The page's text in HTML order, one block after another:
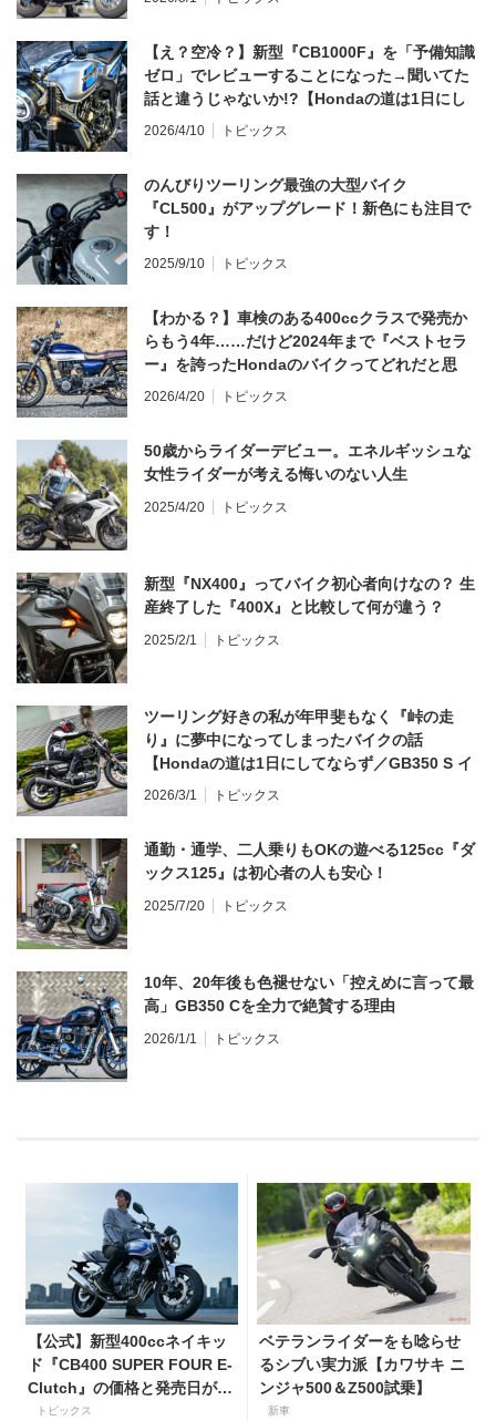
【え？空冷？】新型『CB1000F』を「予備知識
ゼロ」でレビューすることになった→聞いてた
話と違うじゃないか!?【Hondaの道は1日にし
てならず／CB1000F ①第一印象 編】
2026/4/10 トピックス
のんびりツーリング最強の大型バイク
『CL500』がアップグレード！新色にも注目で
す！
2025/9/10 トピックス
【わかる？】車検のある400ccクラスで発売か
らもう4年……だけど2024年まで『ベストセラ
ー』を誇ったHondaのバイクってどれだと思
う？
2026/4/20 トピックス
50歳からライダーデビュー。エネルギッシュな
女性ライダーが考える悔いのない人生
2025/4/20 トピックス
新型『NX400』ってバイク初心者向けなの？ 生
産終了した『400X』と比較して何が違う？
2025/2/1 トピックス
ツーリング好きの私が年甲斐もなく『峠の走
り』に夢中になってしまったバイクの話
【Hondaの道は1日にしてならず／GB350 S イ
ンプレ・レビュー 前編】
2026/3/1 トピックス
通勤・通学、二人乗りもOKの遊べる125cc『ダ
ックス125』は初心者の人も安心！
2025/7/20 トピックス
10年、20年後も色褪せない「控えめに言って最
高」GB350 Cを全力で絶賛する理由
2026/1/1 トピックス
【公式】新型400ccネイキッ
ド『CB400 SUPER FOUR E-
Clutch』の価格と発売日が決
定！ シリーズ最高58馬力＆
トピックス
ベテランライダーをも唸らせ
るシブい実力派【カワサキ ニ
ンジャ500＆Z500試乗】
新車